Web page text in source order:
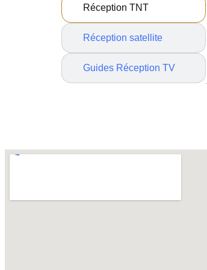
Réception TNT
Réception satellite
Guides Réception TV